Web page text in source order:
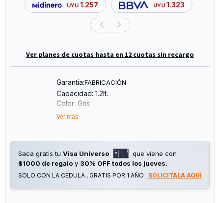
UYU 1.257 UYU 1.323
Ver planes de cuotas hasta en 12 cuotas sin recargo
Garantia:FABRICACIÓN
Capacidad: 1.2lt.
Color: Gris
Tapón Negro Sistema Con Botón
Ver mas
Saca gratis tu Visa Universo
que viene con
$1000 de regalo y 30% OFF todos los jueves.
SOLO CON LA CÉDULA , GRATIS POR 1 AÑO . SOLICITALA AQUÍ